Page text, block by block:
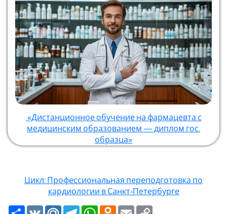
«Дистанционное обучение на фармацевта с
медицинским образованием — диплом гос.
образца»
Цикл: Профессиональная переподготовка по
кардиологии в Санкт‑Петербурге
Ресурс
VK Mail.RuTelegramWhatsAppOdnoklassniki
Email